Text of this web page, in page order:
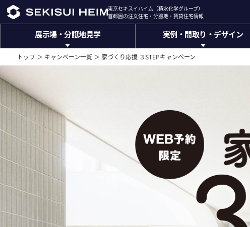
東京セキスイハイム（積水化学グループ）
首都圏の注文住宅・分譲地・賃貸住宅情報
展示場・分譲地見学 実例・間取り・デザイン
東京セキスイハイム（積水化学グループ）
首都圏の注文住宅・分譲地・賃貸住宅情報
展示場・分譲地見学
展示場
東京都
神奈川県
千葉県
埼玉県
位置情報から探す
ザ・デザイナーズハイム
(ハイグレード注文住宅)
分譲地
東京都
神奈川県
埼玉県
山梨県
分譲総合サイトは
(ハイクラス分譲ブランド)
実例・間取り・デザイン
建築実例
インテリアデザイン
エクステリアデザイン
(外構計画)
INTERIOR GALLARY
(インテリアギャラリー)
トップ ＞ キャンペーン一覧 ＞ 家づくり応援 ３STEPキャンペーン